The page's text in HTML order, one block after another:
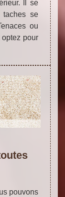
Il se
taches se
ou
pour
pouvons